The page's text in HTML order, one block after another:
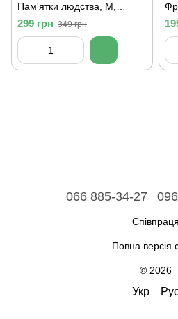
Пам'ятки людства, M,
Чорний
299 грн 349 грн
066 885-34-27
Співпраця
Повна версія
© 2026
Укр